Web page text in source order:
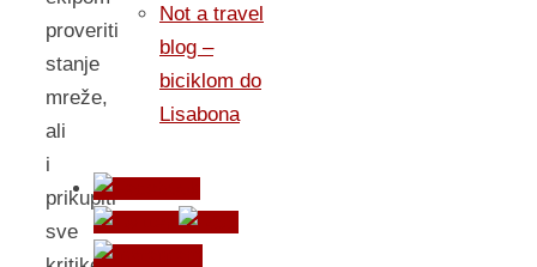
proveriti
stanje
mreže,
ali
i
prikupiti
sve
Not a travel
blog –
biciklom do
Lisabona